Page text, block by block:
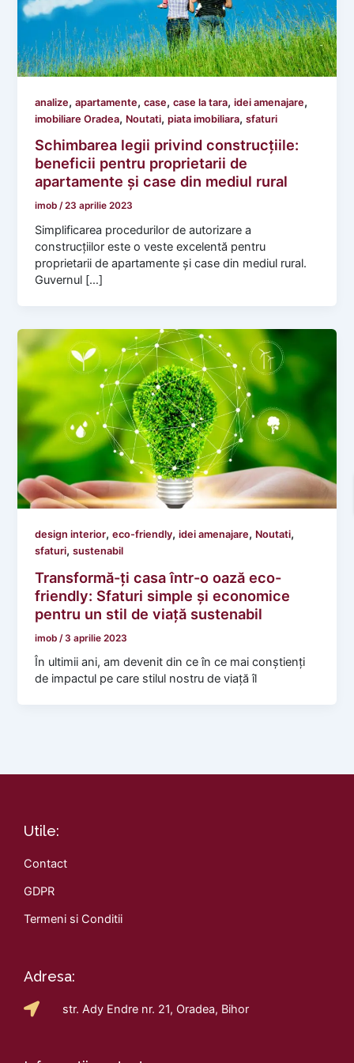
analize,apartamente,case,case la tara,idei amenajare,
imobiliare Oradea, Noutati,piata imobiliara,sfaturi
Schimbarea legii privind construcțiile:
beneficii pentru proprietarii de
apartamente și case din mediul rural
imob/23 aprilie 2023
Simplificarea procedurilor de autorizare a
construcțiilor este o veste excelentă pentru
proprietarii de apartamente și case din mediul rural.
Guvernul […]
design interior,eco-friendly,idei amenajare, Noutati,
sfaturi,sustenabil
Transformă-ți casa într-o oază eco-
friendly: Sfaturi simple și economice
pentru un stil de viață sustenabil
imob / 3 aprilie 2023
În ultimii ani, am devenit din ce în ce mai conștienți
de impactul pe care stilul nostru de viață îl
Utile:
Contact
GDPR
Termeni si Conditii
Adresa:
str. Ady Endre nr. 21, Oradea, Bihor